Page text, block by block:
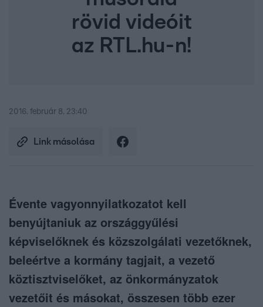
rövid videóit
az RTL.hu-n!
2016. február 8. 23:40
Link másolása
Évente vagyonnyilatkozatot kell
benyújtaniuk az országgyűlési
képviselőknek és közszolgálati vezetőknek,
beleértve a kormány tagjait, a vezető
köztisztviselőket, az önkormányzatok
vezetőit és másokat, összesen több ezer